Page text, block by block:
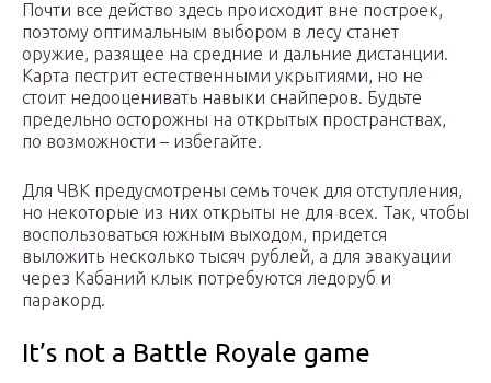
Почти все действо здесь происходит вне построек,
поэтому оптимальным выбором в лесу станет
оружие, разящее на средние и дальние дистанции.
Карта пестрит естественными укрытиями, но не
стоит недооценивать навыки снайперов. Будьте
предельно осторожны на открытых пространствах,
по возможности – избегайте.
Для ЧВК предусмотрены семь точек для отступления,
но некоторые из них открыты не для всех. Так, чтобы
воспользоваться южным выходом, придется
выложить несколько тысяч рублей, а для эвакуации
через Кабаний клык потребуются ледоруб и
паракорд.
It’s not a Battle Royale game